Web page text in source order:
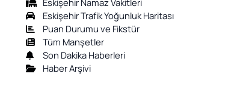
Eskişehir Trafik Yoğunluk Haritası
Puan Durumu ve Fikstür
Tüm Manşetler
Son Dakika Haberleri
Haber Arşivi